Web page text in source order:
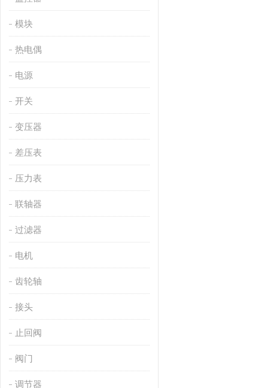
模块
热电偶
电源
开关
变压器
差压表
压力表
联轴器
过滤器
电机
齿轮轴
接头
止回阀
阀门
调节器